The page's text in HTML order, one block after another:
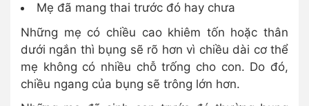
Mẹ đã mang thai trước đó hay chưa
Những mẹ có chiều cao khiêm tốn hoặc thân
dưới ngắn thì bụng sẽ rõ hơn vì chiều dài cơ thể
mẹ không có nhiều chỗ trống cho con. Do đó,
chiều ngang của bụng sẽ trông lớn hơn.